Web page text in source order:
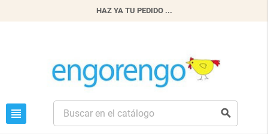
HAZ YA TU PEDIDO ...
view_headline search